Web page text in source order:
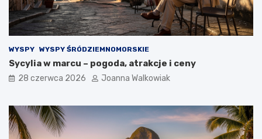
WYSPY WYSPY ŚRÓDZIEMNOMORSKIE
Sycylia w marcu – pogoda, atrakcje i ceny
28 czerwca 2026 Joanna Walkowiak